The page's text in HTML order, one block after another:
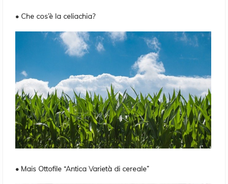
• Che cos’è la celiachia?
• Mais Ottofile “Antica Varietà di cereale”